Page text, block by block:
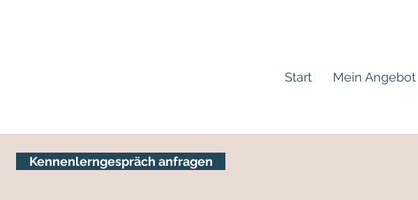
Start Mein Angebot
Kennenlerngespräch anfragen